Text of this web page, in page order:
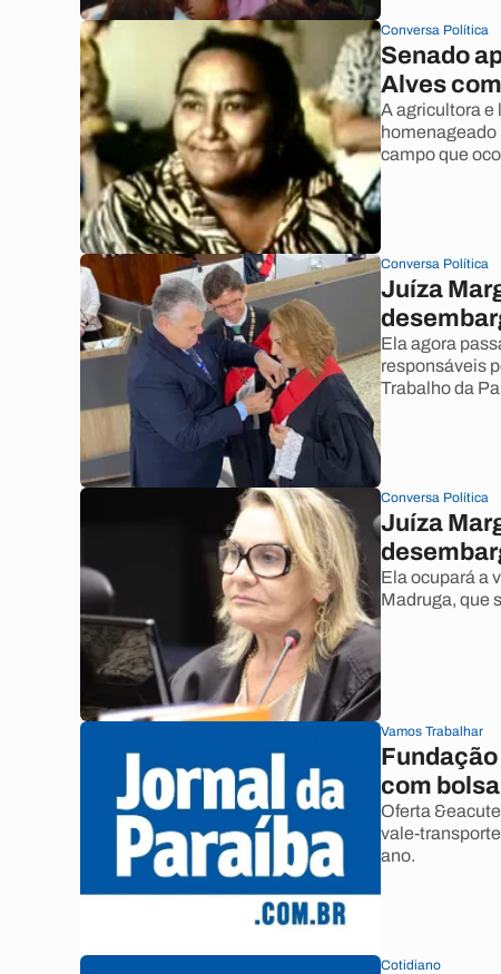
Conversa Política
Senado
Alves
A agricultora e
homenageado
campo que
Conversa Política
Juíza
Ela agora
responsáveis
Trabalho da
Conversa Política
Juíza
Ela ocupará a
Madruga, que
Vamos Trabalhar
com bolsa
Oferta
vale-
ano.
Cotidiano